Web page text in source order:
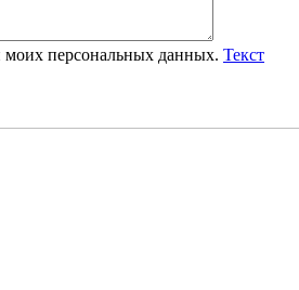
моих персональных данных. Текст